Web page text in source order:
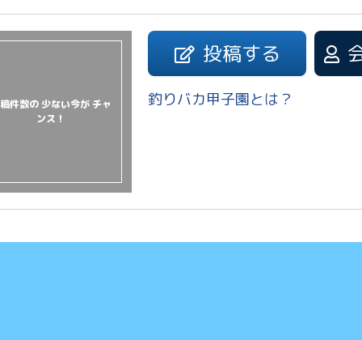
件数の 少ない今が チャ
ンス！
投稿する
釣りバカ甲子園とは？